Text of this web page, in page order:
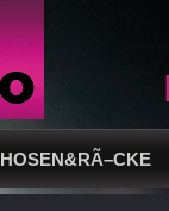
HOSEN&RÃ–CKE